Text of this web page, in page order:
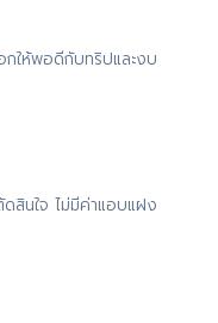
กให้พอดีกับทริปและงบ
ดสินใจ ไม่มีค่าแอบแฝง